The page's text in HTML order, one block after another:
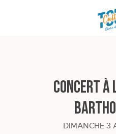
Concert à
DIMANCHE 3